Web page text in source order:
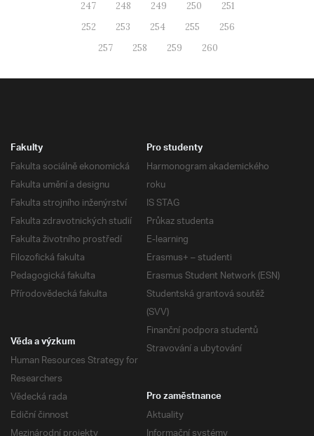
247
248 249 250
251
252
253 254 255
256
257
258 259 260
Fakulty
Fakulta sociálně ekonomická
Fakulta umění a designu
Fakulta strojního inženýrství
Fakulta zdravotnických studií
Fakulta životního prostředí
Filozofická fakulta
Pedagogická fakulta
Přírodovědecká fakulta
Pro studenty
Harmonogram akademického
roku
IS STAG
Průkaz studenta
E-learning
Erasmus+ – studenti
Erasmus Student Network (ESN)
Studentská grantová soutěž
(SVV)
Finanční podpora studentů
Stravování a ubytování
Věda a výzkum
Human Resources Strategy for
Researchers
Vědecká rada
Ediční činnost
Pro zaměstnance
Aktuality